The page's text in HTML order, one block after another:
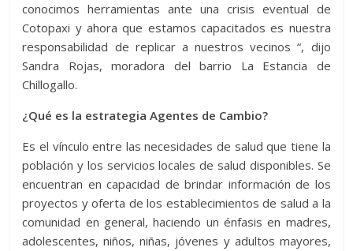
conocimos herramientas ante una crisis eventual de
Cotopaxi y ahora que estamos capacitados es nuestra
responsabilidad de replicar a nuestros vecinos “, dijo
Sandra Rojas, moradora del barrio La Estancia de
Chillogallo.
¿Qué es la estrategia Agentes de Cambio?
Es el vínculo entre las necesidades de salud que tiene la
población y los servicios locales de salud disponibles. Se
encuentran en capacidad de brindar información de los
proyectos y oferta de los establecimientos de salud a la
comunidad en general, haciendo un énfasis en madres,
adolescentes, niños, niñas, jóvenes y adultos mayores,